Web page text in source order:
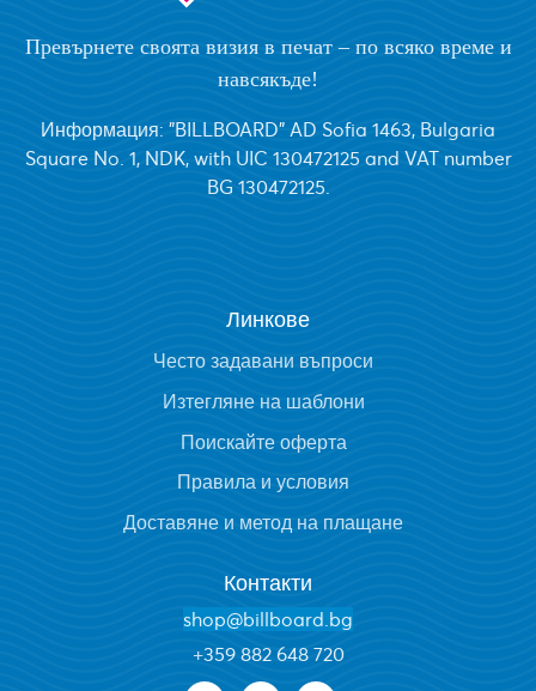
Превърнете своята визия в печат – по всяко време и
навсякъде!
Информация: "BILLBOARD" AD Sofia 1463, Bulgaria
Square No. 1, NDK, with UIC 130472125 and VAT number
BG 130472125.
Линкове
Често задавани въпроси
Изтегляне на шаблони
Поискайте оферта
Правила и условия
Доставяне и метод на плащане
Контакти
shop@billboard.bg
+359 882 648 720